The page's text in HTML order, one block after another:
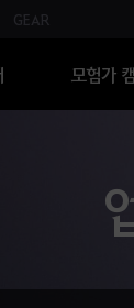
GEAR
모험가